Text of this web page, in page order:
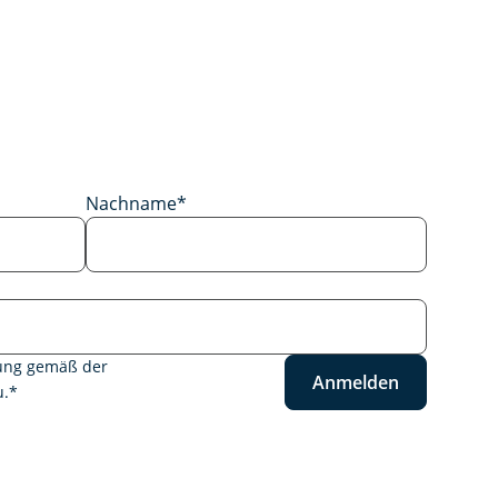
Nachname*
gemäß der
* Anmelden